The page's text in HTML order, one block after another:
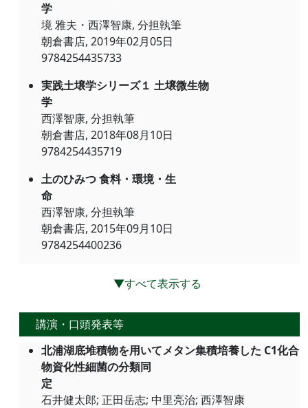
学
境 雅夫・西澤智康, 分担執筆
朝倉書店, 2019年02月05日
9784254435733
実践土壌学シリーズ１ 土壌微生物
学
西澤智康, 分担執筆
朝倉書店, 2018年08月10日
9784254435719
土のひみつ 食料・環境・生
命
西澤智康, 分担執筆
朝倉書店, 2015年09月10日
9784254400236
▼すべて表示する
講演・口頭発表等
北浦湖底堆積物を用いてメタン集積培養した C1化合
物資化性細菌の分類同
定
石井健太郎; 正田岳志; 中里亮治; 西澤智康